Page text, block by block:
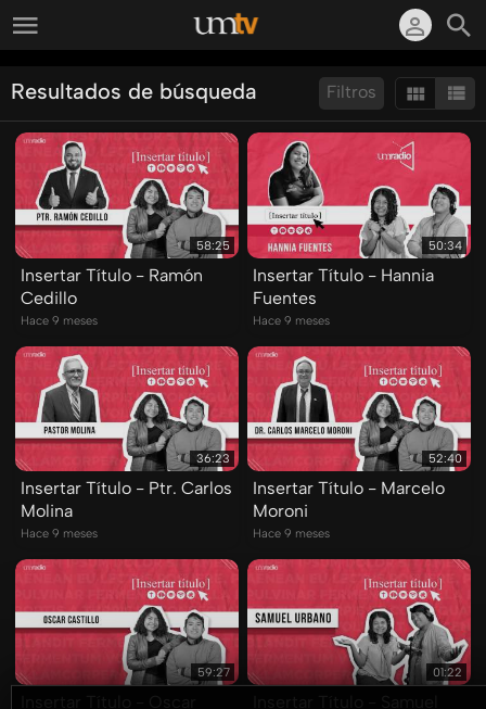
Filtros
Resultados de búsqueda
Ordenar por:
Resultados/Pág.:
58:25
Insertar Título - Ramón
Cedillo
Hace 9 meses
50:34
Insertar Título - Hannia
Fuentes
Hace 9 meses
36:23
Insertar Título - Ptr. Carlos
Molina
Hace 9 meses
52:40
Insertar Título - Marcelo
Moroni
Hace 9 meses
59:27 01:22